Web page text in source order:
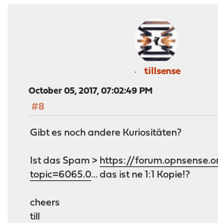
tillsense
October 05, 2017, 07:02:49 PM
#8
Gibt es noch andere Kuriositäten?
Ist das Spam > https://
topic=6065.0... das ist ne 1:1 Kopie!?
cheers
till